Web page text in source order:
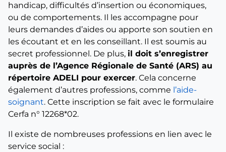
handicap, difficultés d’insertion ou économiques,
ou de comportements. Il les accompagne pour
leurs demandes d’aides ou apporte son soutien en
les écoutant et en les conseillant. Il est soumis au
secret professionnel. De plus, il doit s’enregistrer
auprès de l’Agence Régionale de Santé (ARS) au
répertoire ADELI pour exercer. Cela concerne
également d’autres professions, comme l’aide-
soignant. Cette inscription se fait avec le formulaire
Cerfa n° 12268*02.
Il existe de nombreuses professions en lien avec le
service social :